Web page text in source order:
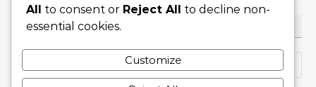
All to consent or Reject All to decline non-
essential cookies.
Customize